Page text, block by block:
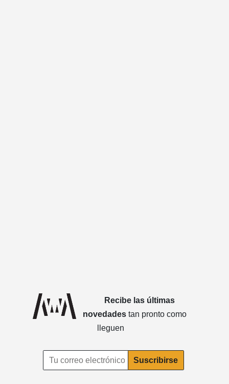
Recibe las últimas
novedades tan pronto como
lleguen